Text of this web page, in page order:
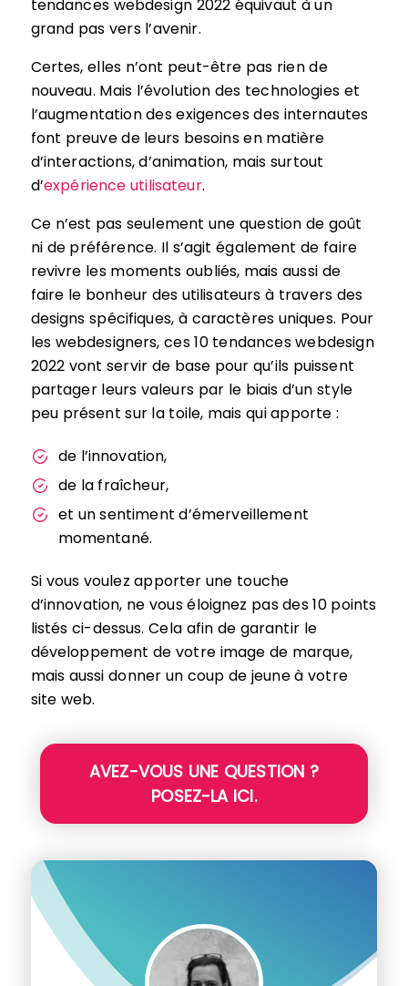
tendances webdesign 2022 équivaut à un
grand pas vers l’avenir.
Certes, elles n’ont peut-être pas rien de
nouveau. Mais l’évolution des technologies et
l’augmentation des exigences des internautes
font preuve de leurs besoins en matière
d’interactions, d’animation, mais surtout
d’expérience utilisateur.
Ce n’est pas seulement une question de goût
ni de préférence. Il s’agit également de faire
revivre les moments oubliés, mais aussi de
faire le bonheur des utilisateurs à travers des
designs spécifiques, à caractères uniques. Pour
les webdesigners, ces 10 tendances webdesign
2022 vont servir de base pour qu’ils puissent
partager leurs valeurs par le biais d’un style
peu présent sur la toile, mais qui apporte :
de l’innovation,
de la fraîcheur,
et un sentiment d’émerveillement
momentané.
Si vous voulez apporter une touche
d’innovation, ne vous éloignez pas des 10 points
listés ci-dessus. Cela afin de garantir le
développement de votre image de marque,
mais aussi donner un coup de jeune à votre
site web.
AVEZ-VOUS UNE QUESTION ?
POSEZ-LA ICI.